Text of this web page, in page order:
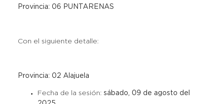
Provincia: 06 PUNTARENAS
Con el siguiente detalle:
Provincia: 02 Alajuela
Fecha de la sesión: sábado, 09 de agosto del